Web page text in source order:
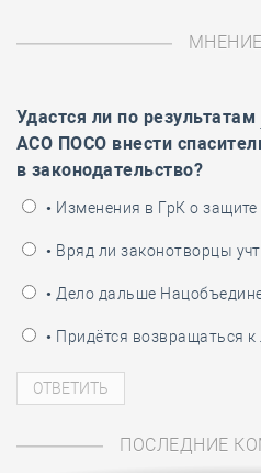
Удастся ли по результатам
АСО ПОСО внести
в законодательство?
• Изменения в ГрК о
• Вряд ли законотворцы
• Дело дальше
• Придётся возвращаться
ПОСЛЕДНИЕ